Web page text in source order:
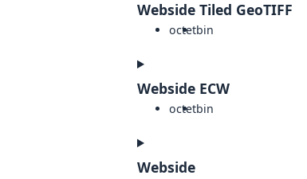
Webside Tiled GeoTIFF
octetbin
Webside ECW
octetbin
Webside